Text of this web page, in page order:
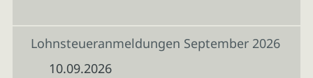
Lohnsteueranmeldungen September 2026
10.09.2026